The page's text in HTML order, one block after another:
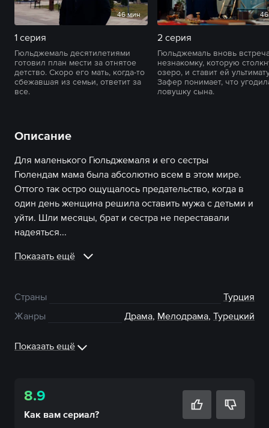
46 мин
1 серия
Гюльджемаль десятилетиями
готовил план мести за отнятое
детство. Скоро его мать, когда-то
сбежавшая из семьи, ответит за
все.
2 серия
Гюльджемаль вновь
незнакомку, которую
озеро, и ставит ей
Зафер понимает, что
ловушку сына.
Описание
Для маленького Гюльджемаля и его сестры
Гюлендам мама была абсолютно всем в этом мире.
Оттого так остро ощущалось предательство, когда в
один день женщина решила оставить мужа с детьми и
уйти. Шли месяцы, брат и сестра не переставали
надеяться...
Показать ещё
Страны
Турция
Жанры
Драма, Мелодрама, Турецкий
Показать ещё
8.9
Как вам сериал?